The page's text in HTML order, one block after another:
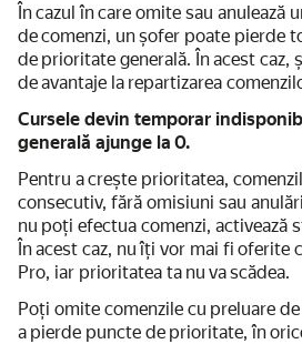
În cazul în care omite sau anulează
de comenzi, un șofer poate pierde
de prioritate generală. În acest caz,
de avantaje la repartizarea
Cursele devin temporar
generală ajunge la 0.
Pentru a crește prioritatea,
consecutiv, fără omisiuni sau
nu poți efectua comenzi, activează
În acest caz, nu îți vor mai fi oferite
Pro, iar prioritatea ta nu va scădea.
Poți omite comenzile cu preluare
a pierde puncte de prioritate, în